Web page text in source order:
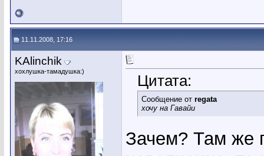
11.11.2008, 17:16
KAlinchik
хохлушка-тамадушка:)
Цитата:
Сообщение от regata
хочу на Гавайи
Зачем? Там же